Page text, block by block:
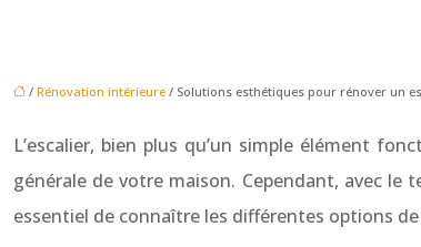
/ Rénovation intérieure / Solutions esthétiques pour rénover un
L’escalier, bien plus qu’un simple élément
générale de votre maison. Cependant, avec
essentiel de connaître les différentes options